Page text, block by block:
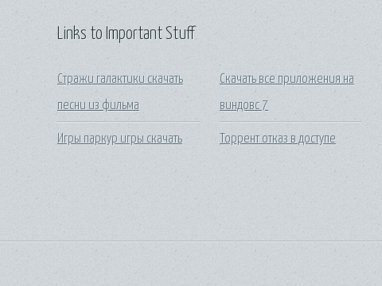
Links to Important Stuff
Стражи галактики скачать
песни из фильма
Игры паркур игры скачать
Скачать все приложения на
виндовс 7
Торрент отказ в доступе